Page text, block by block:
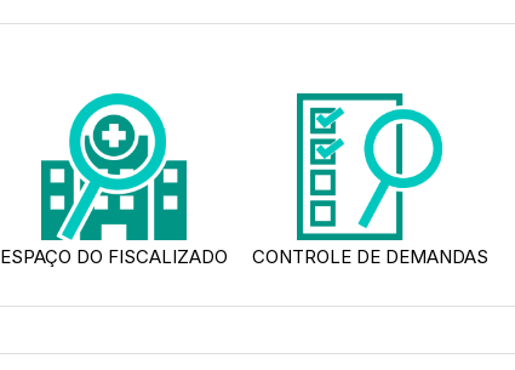
ESPAÇO DO FISCALIZADO CONTROLE DE DEMANDAS